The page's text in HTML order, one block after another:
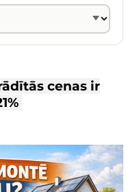
cenas ir